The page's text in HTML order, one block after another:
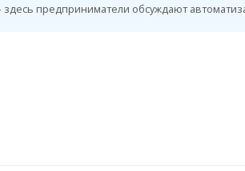
предприниматели обсуждают